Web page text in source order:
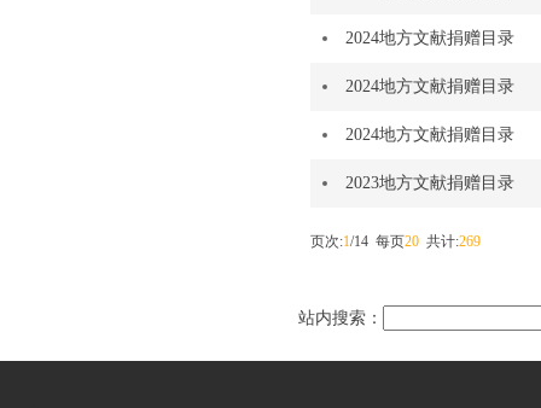
2024地方文献捐赠目录
2024地方文献捐赠目录
2024地方文献捐赠目录
2023地方文献捐赠目录
页次:1 /14 每页20 共计:269
站内搜索：